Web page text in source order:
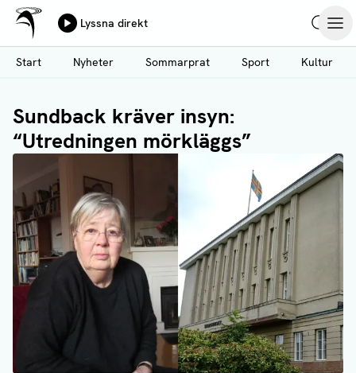
Hoppa
till
huvudinnehåll
Ålands Radio & TV
Lyssna direkt
Start
Nyheter Sommarprat Sport Kultur
Sundback kräver insyn:
“Utredningen mörkläggs”